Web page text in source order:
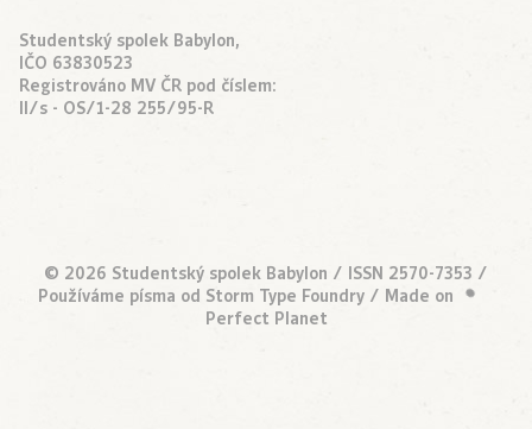
Studentský spolek Babylon,
IČO 63830523
Registrováno MV ČR pod číslem:
II/s - OS/1-28 255/95-R
© 2026 Studentský spolek Babylon / ISSN 2570-7353 /
Používáme písma od Storm Type Foundry / Made on •
Perfect Planet